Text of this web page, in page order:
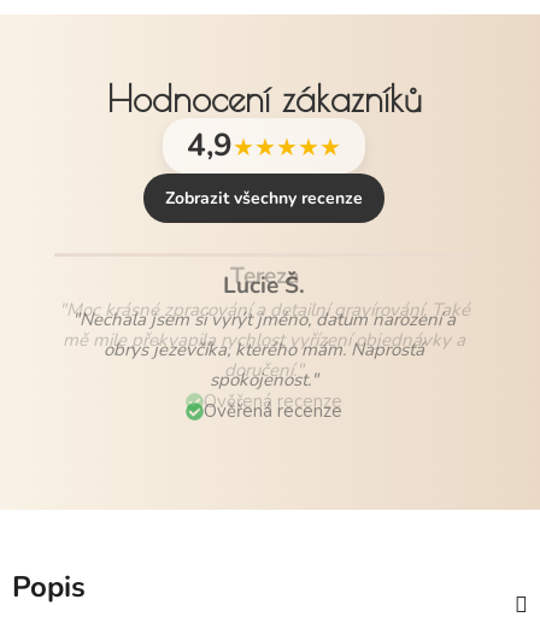
Hodnocení zákazníků
4,9★★★★★
Zobrazit všechny recenze
Lucie Š.
"Nechala jsem si vyrýt jméno, datum narození a
obrys jezevčíka, kterého mám. Naprostá
spokojenost."
Ověřená recenze
Popis